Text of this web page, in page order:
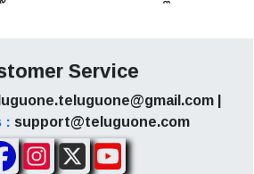
Service
|
: support@teluguone.com